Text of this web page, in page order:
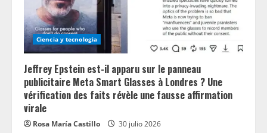
Ciencia y tecnologia
Jeffrey Epstein est-il apparu sur le panneau
publicitaire Meta Smart Glasses à Londres ? Une
vérification des faits révèle une fausse affirmation
virale
Rosa María Castillo 30 julio 2026